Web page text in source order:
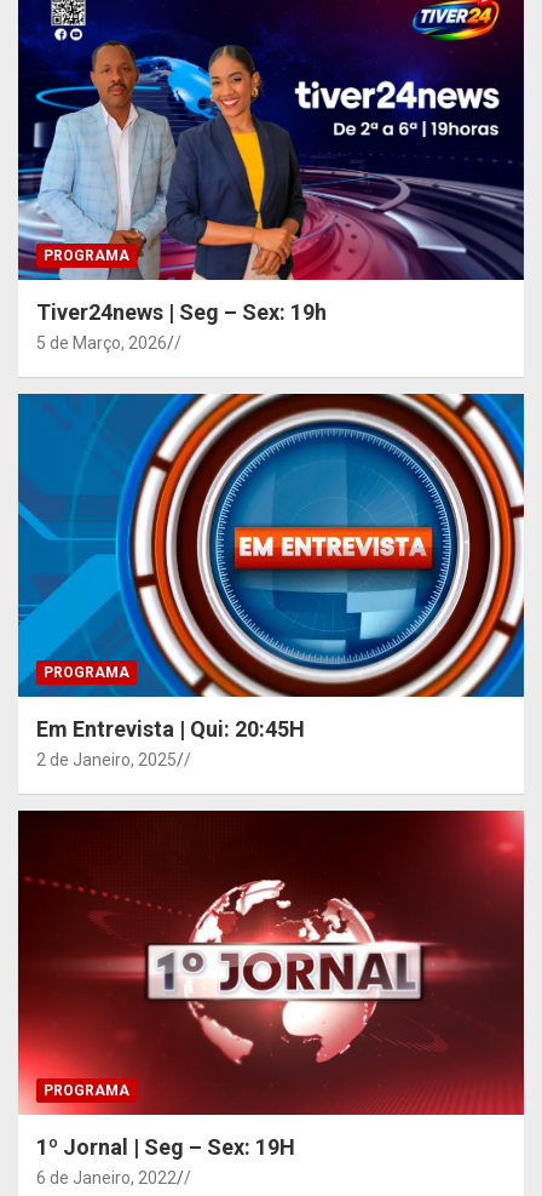
PROGRAMA
Tiver24news | Seg – Sex: 19h
5 de Março, 2026 /
PROGRAMA
Em Entrevista | Qui: 20:45H
2 de Janeiro, 2025 /
PROGRAMA
1º Jornal | Seg – Sex: 19H
6 de Janeiro, 2022 /